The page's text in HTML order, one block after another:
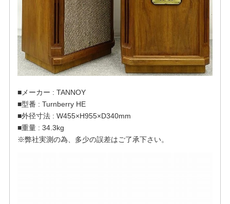
■メーカー : TANNOY
■型番 : Turnberry HE
■外径寸法 : W455×H955×D340mm
■重量 : 34.3kg
※弊社実測の為、多少の誤差はご了承下さい。